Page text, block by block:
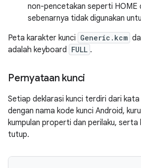
non-pencetakan seperti HOME
sebenarnya tidak digunakan
Peta karakter kunci Generic.kcm
adalah keyboard FULL .
Pernyataan kunci
Setiap deklarasi kunci terdiri dari kata
dengan nama kode kunci Android,
kumpulan properti dan perilaku, serta
tutup.